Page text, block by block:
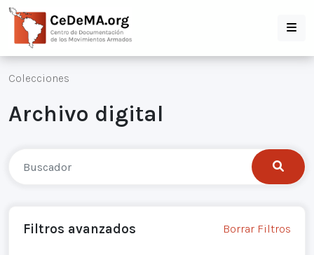
Colecciones
Archivo digital
Filtros avanzados Borrar Filtros